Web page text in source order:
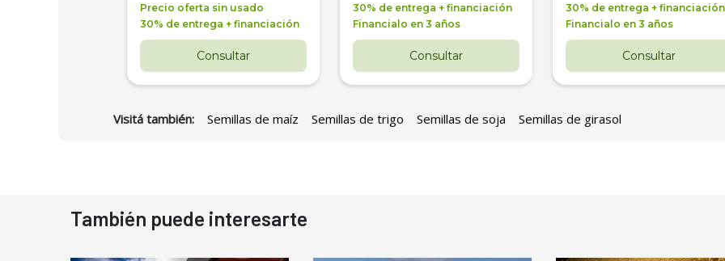
Precio oferta sin usado
30% de entrega + financiación
Consultar
30% de entrega + financiación
Financialo en 3 años
Consultar
30% de entrega + financiación
Financialo en 3 años
Consultar
Visitá también: Semillas de maíz Semillas de trigo Semillas de soja Semillas de girasol
También puede interesarte